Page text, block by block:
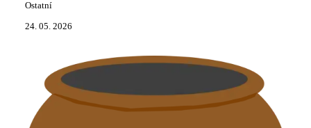
Ostatní
24. 05. 2026